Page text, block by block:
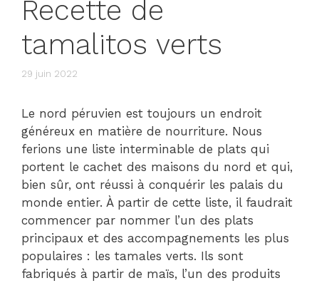
Recette de
tamalitos verts
29 juin 2022
Le nord péruvien est toujours un endroit
généreux en matière de nourriture. Nous
ferions une liste interminable de plats qui
portent le cachet des maisons du nord et qui,
bien sûr, ont réussi à conquérir les palais du
monde entier. À partir de cette liste, il faudrait
commencer par nommer l’un des plats
principaux et des accompagnements les plus
populaires : les tamales verts. Ils sont
fabriqués à partir de maïs, l’un des produits